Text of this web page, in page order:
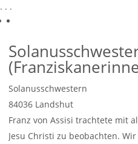
. . .
Solanusschwestern
84036 Landshut
Franz von Assisi trachtete mit
Jesu Christi zu beobachten.